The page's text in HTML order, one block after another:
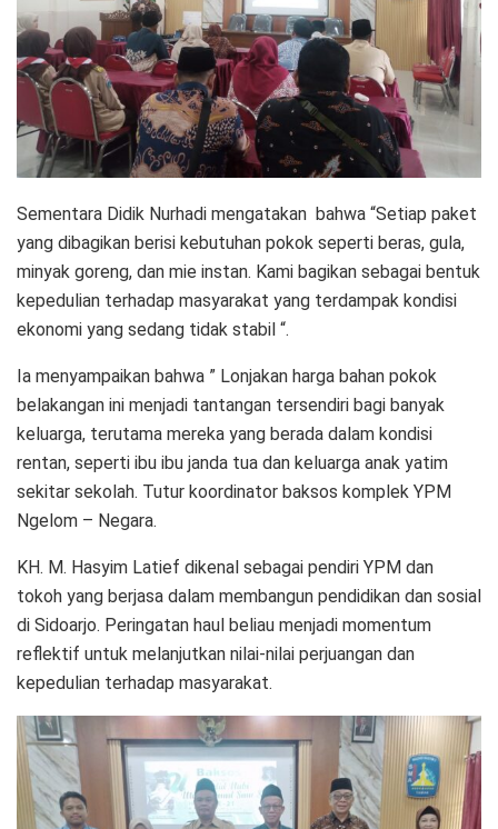
Sementara Didik Nurhadi mengatakan bahwa “Setiap paket
yang dibagikan berisi kebutuhan pokok seperti beras, gula,
minyak goreng, dan mie instan. Kami bagikan sebagai bentuk
kepedulian terhadap masyarakat yang terdampak kondisi
ekonomi yang sedang tidak stabil “.
Ia menyampaikan bahwa ” Lonjakan harga bahan pokok
belakangan ini menjadi tantangan tersendiri bagi banyak
keluarga, terutama mereka yang berada dalam kondisi
rentan, seperti ibu ibu janda tua dan keluarga anak yatim
sekitar sekolah. Tutur koordinator baksos komplek YPM
Ngelom – Negara.
KH. M. Hasyim Latief dikenal sebagai pendiri YPM dan
tokoh yang berjasa dalam membangun pendidikan dan sosial
di Sidoarjo. Peringatan haul beliau menjadi momentum
reflektif untuk melanjutkan nilai-nilai perjuangan dan
kepedulian terhadap masyarakat.